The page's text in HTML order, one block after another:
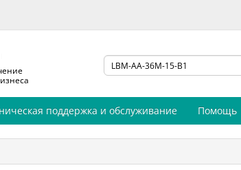
поддержка и обслуживание Помощь